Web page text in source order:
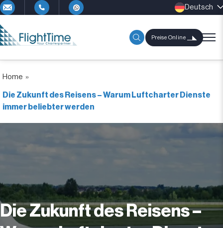
Deutsch
Preise Online
Home »
Die Zukunft des Reisens – Warum Luftcharter Dienste
immer beliebter werden
Die Zukunft des Reisens –